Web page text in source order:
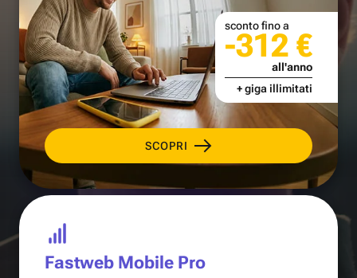
SCOPRI
sconto fino a
-312 €
all'anno
+ giga illimitati
Fastweb Mobile Pro